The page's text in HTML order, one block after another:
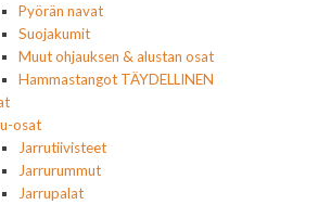
Pyörän navat
Suojakumit
Muut ohjauksen & alustan osat
Hammastangot TÄYDELLINEN
osat
Jarrutiivisteet
Jarrurummut
Jarrupalat